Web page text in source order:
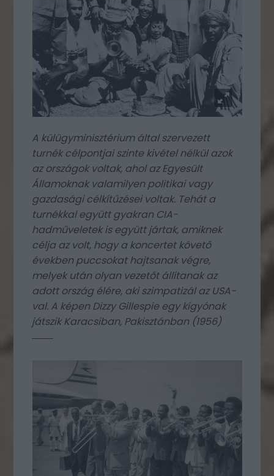
A külügyminisztérium által szervezett
turnék célpontjai szinte kivétel nélkül azok
az országok voltak, ahol az Egyesült
Államoknak valamilyen politikai vagy
gazdasági célkítűzései voltak. Tehát a
turnékkal együtt gyakran CIA-
hadműveletek is együtt jártak, amiknek
célja az volt, hogy a koncertet követő
években puccsokat hajtsanak végre,
melyek után olyan vezetőt állítanak az
adott ország élére, aki szimpatizál az USA-
val. A képen Dizzy Gillespie egy kígyónak
játszik Karacsiban, Pakisztánban (1956)